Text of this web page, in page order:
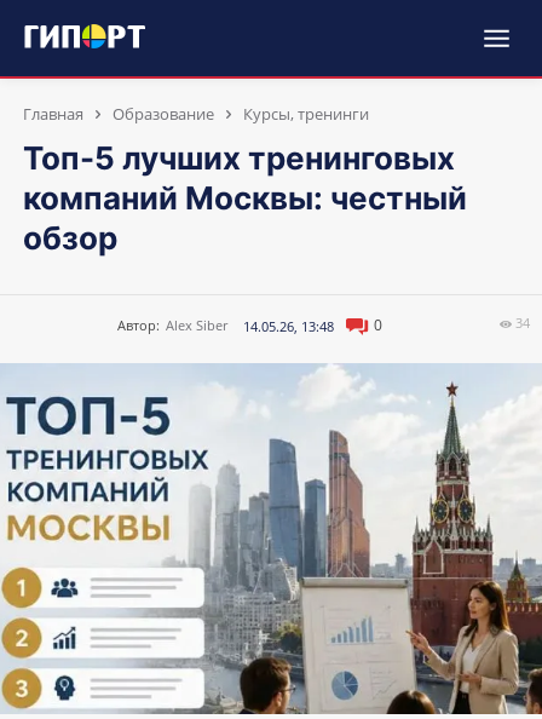
Главная Образование Курсы, тренинги
Топ-5 лучших тренинговых
компаний Москвы: честный
обзор
Автор: Alex Siber 14.05.26, 13:48 0 34